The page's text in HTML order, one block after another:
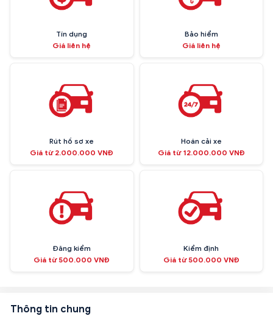
Tín dụng
Giá liên hệ
Bảo hiểm
Giá liên hệ
Rút hồ sơ xe
Giá từ 2.000.000 VNĐ
Hoán cải xe
Giá từ 12.000.000 VNĐ
Đăng kiểm
Giá từ 500.000 VNĐ
Kiểm định
Giá từ 500.000 VNĐ
Thông tin chung